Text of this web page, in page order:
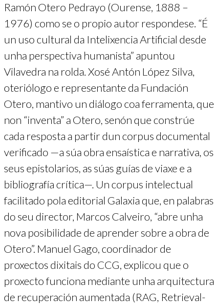
Ramón Otero Pedrayo (Ourense, 1888 –
1976) como se o propio autor respondese. “É
un uso cultural da Intelixencia Artificial desde
unha perspectiva humanista” apuntou
Vilavedra na rolda. Xosé Antón López Silva,
oteriólogo e representante da Fundación
Otero, mantivo un diálogo coa ferramenta, que
non “inventa” a Otero, senón que constrúe
cada resposta a partir dun corpus documental
verificado —a súa obra ensaística e narrativa, os
seus epistolarios, as súas guías de viaxe e a
bibliografía crítica—. Un corpus intelectual
facilitado pola editorial Galaxia que, en palabras
do seu director, Marcos Calveiro, “abre unha
nova posibilidade de aprender sobre a obra de
Otero”. Manuel Gago, coordinador de
proxectos dixitais do CCG, explicou que o
proxecto funciona mediante unha arquitectura
de recuperación aumentada (RAG, Retrieval-